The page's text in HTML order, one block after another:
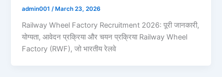
admin001/ March 23, 2026
Railway Wheel Factory Recruitment 2026: पूरी जानकारी,
योग्यता, आवेदन प्रक्रिया और चयन प्रक्रिया Railway Wheel
Factory (RWF), जो भारतीय रेलवे